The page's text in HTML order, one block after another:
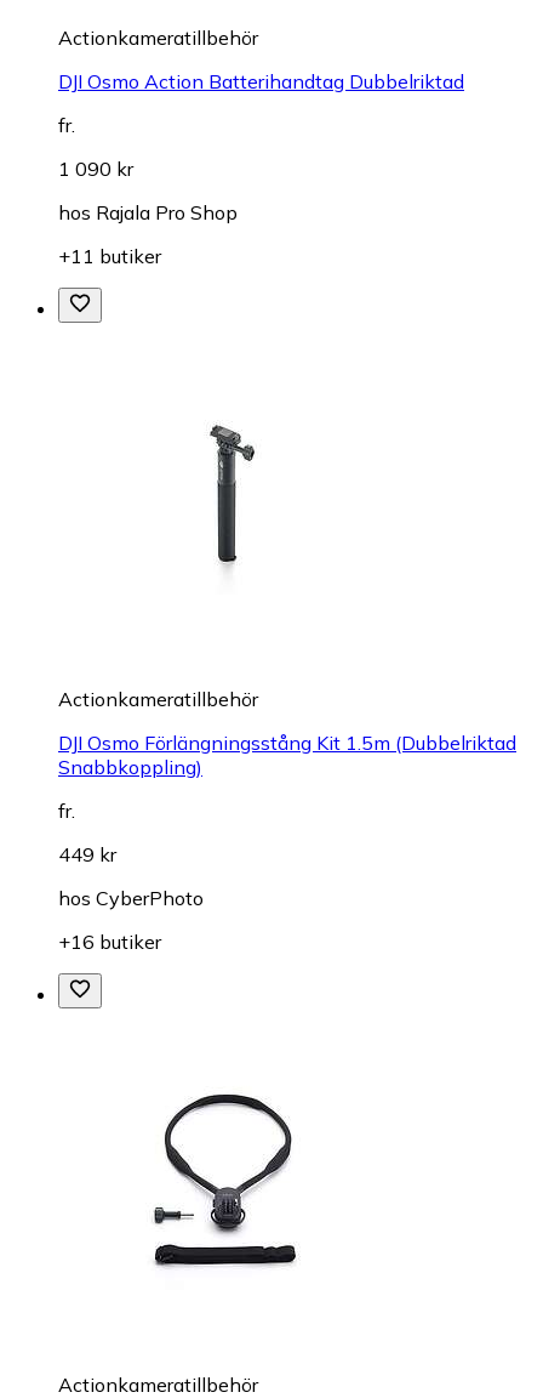
Actionkameratillbehör
DJI Osmo Action Batterihandtag Dubbelriktad
fr.
1 090 kr
hos Rajala Pro Shop
+11 butiker
Actionkameratillbehör
DJI Osmo Förlängningsstång Kit 1.5m (Dubbelriktad
Snabbkoppling)
fr.
449 kr
hos CyberPhoto
+16 butiker
Actionkameratillbehör